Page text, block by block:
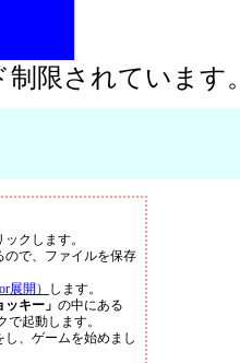
限されています。
ックします。
ので、ファイルを保存
展開）
します。
ッキー」 の中にある
で起動します。
、ゲームを始めまし